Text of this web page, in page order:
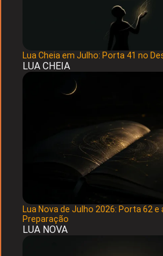
Lua Cheia em Julho: Porta 41 no
LUA CHEIA
Lua Nova de Julho 2026: Porta 62 e
Preparação
LUA NOVA